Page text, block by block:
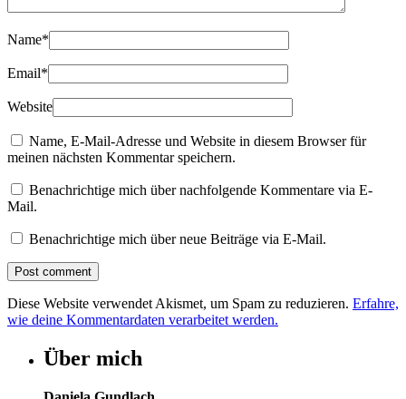
Name*
Email*
Website
Name, E-Mail-Adresse und Website in diesem Browser für
meinen nächsten Kommentar speichern.
Benachrichtige mich über nachfolgende Kommentare via E-
Mail.
Benachrichtige mich über neue Beiträge via E-Mail.
Diese Website verwendet Akismet, um Spam zu reduzieren. Erfahre,
wie deine Kommentardaten verarbeitet werden.
Über mich